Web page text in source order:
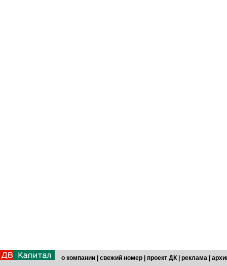
о компании свежий номер проект ДК реклама